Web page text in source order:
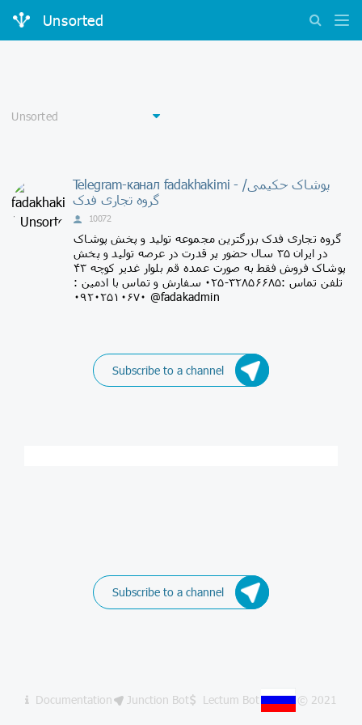
Unsorted
Telegram-канал fadakhakimi - پوشاک حکیمی/
گروه تجاری فدک
10072
گروه تجاری فدک بزرگترین مجموعه تولید و پخش پوشاک
در ایران ٣۵ سال حضور پر قدرت در عرصه تولید و پخش
پوشاک فروش فقط به صورت عمده قم بلوار غدیر کوچه ۴۳
تلفن تماس :۳۲۸۵۶۶۸۵-۰۲۵ سفارش و تماس با ادمین :
۰۹۲۰۲۵۱۰۶۷۰ @fadakadmin
Subscribe to a channel
Subscribe to a channel
Documentation Junction Bot Lectum Bot © 2021